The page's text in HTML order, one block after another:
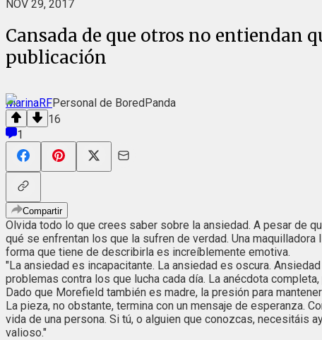
NOV 29, 2017
Cansada de que otros no entiendan
publicación
MarinaRFPersonal de BoredPanda
16
1
Compartir
Olvida todo lo que crees saber sobre la ansiedad. A pesar de
qué se enfrentan los que la sufren de verdad. Una
forma que tiene de describirla es increíblemente emotiva.
"La ansiedad es incapacitante. La ansiedad es oscura.
problemas contra los que lucha cada día. La anécdota
Dado que Morefield también es madre, la presión para
La pieza, no obstante, termina con un mensaje de esperanza.
vida de una persona. Si tú, o alguien que conozcas, necesitáis
valioso."